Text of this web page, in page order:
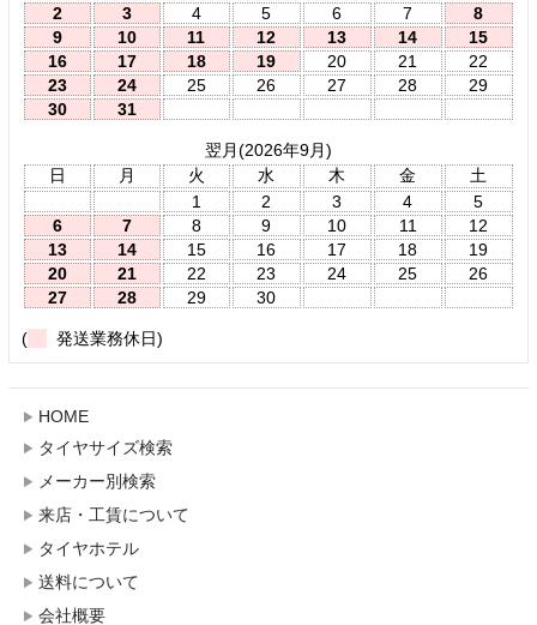
2
3 4 5 6 7
8
9
10 11 12 13 14
15
16
17 18 19 20 21
22
23
24 25 26 27 28
29
30
31
翌月(2026年9月)
日
月 火 水 木 金
土
1
2 3 4
5
6
7 8 9 10 11
12
13
14 15 16 17 18
19
20
21 22 23 24 25
26
27
28 29 30
( 発送業務休日)
HOME
タイヤサイズ検索
メーカー別検索
来店・工賃について
タイヤホテル
送料について
会社概要